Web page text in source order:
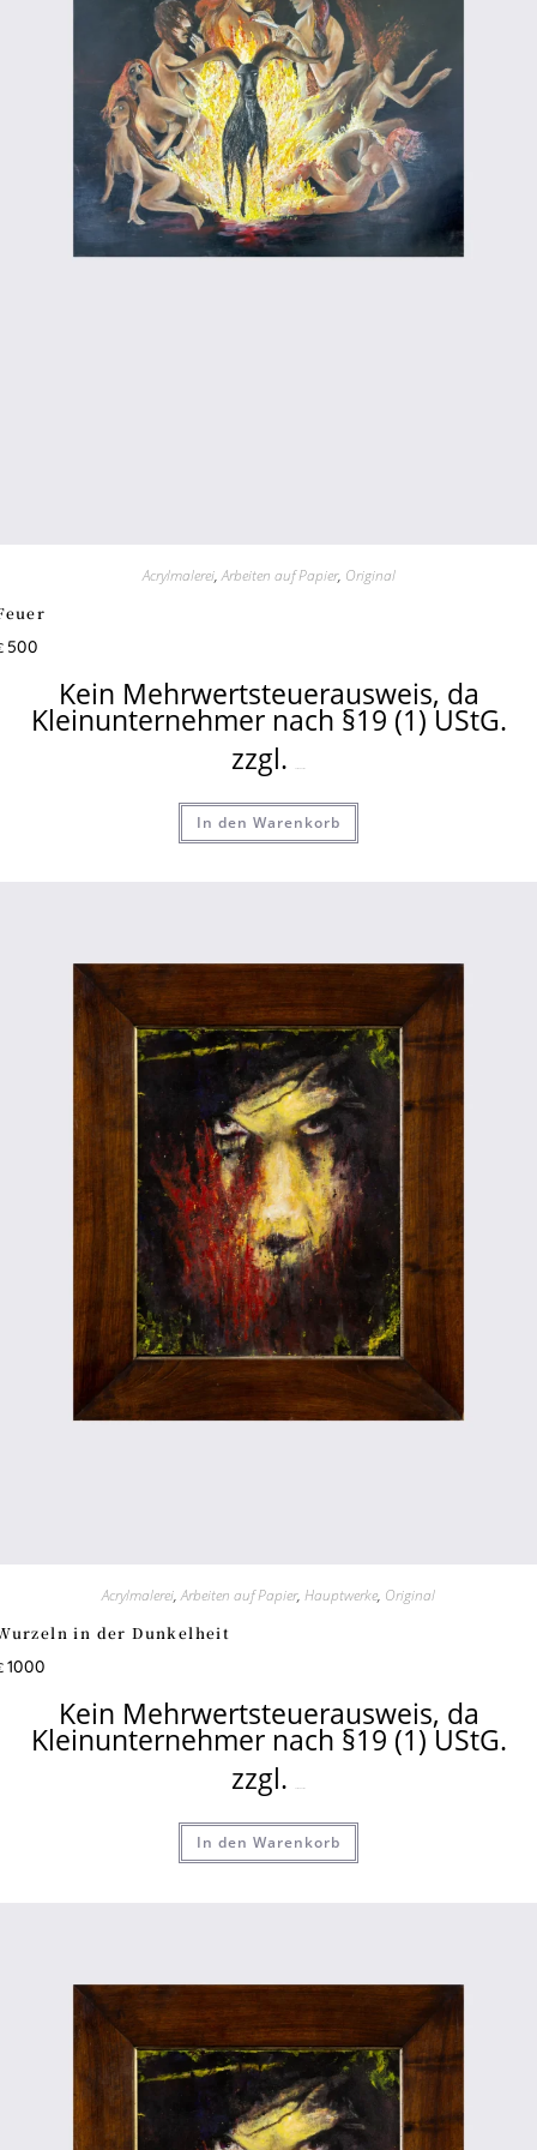
Acrylmalerei,Arbeiten auf Papier, Original
500
Kein Mehrwertsteuerausweis, da
Kleinunternehmer nach §19 (1) UStG.
zzgl.
In den Warenkorb
Acrylmalerei,Arbeiten auf Papier, Hauptwerke, Original
in der Dunkelheit
1000
Kein Mehrwertsteuerausweis, da
Kleinunternehmer nach §19 (1) UStG.
zzgl.
In den Warenkorb